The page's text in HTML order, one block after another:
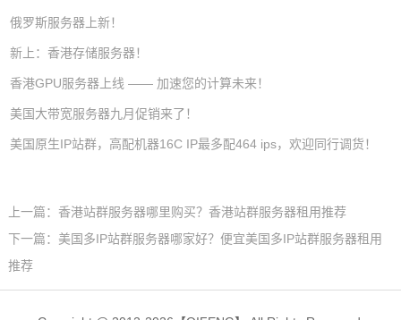
俄罗斯服务器上新！
新上：香港存储服务器！
香港GPU服务器上线 —— 加速您的计算未来！
美国大带宽服务器九月促销来了！
美国原生IP站群，高配机器16C IP最多配464 ips，欢迎同行调货！
上一篇：香港站群服务器哪里购买？香港站群服务器租用推荐
下一篇：美国多IP站群服务器哪家好？便宜美国多IP站群服务器租用
推荐